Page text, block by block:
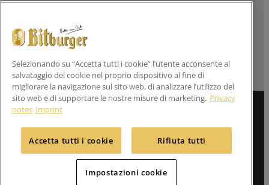
keyboard_arrow_down
Seguici su
Dichiarazioni sulla privacy
Selezionando su “Accetta tutti i cookie” l’utente acconsente al
salvataggio dei cookie nel proprio dispositivo al fine di
migliorare la navigazione sul sito web, di analizzare l’utilizzo del
sito web e di supportare le nostre misure di marketing. Privacy
notes Imprint
Accetta tutti i cookie Rifiuta tutti
Impostazioni cookie